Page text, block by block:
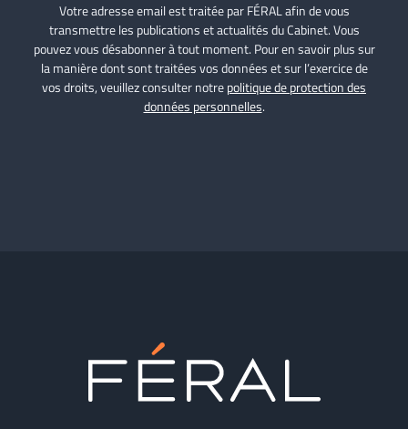
Votre adresse email est traitée par FÉRAL afin de vous
transmettre les publications et actualités du Cabinet. Vous
pouvez vous désabonner à tout moment. Pour en savoir plus sur
la manière dont sont traitées vos données et sur l’exercice de
vos droits, veuillez consulter notrepolitique de protection des
données personnelles.